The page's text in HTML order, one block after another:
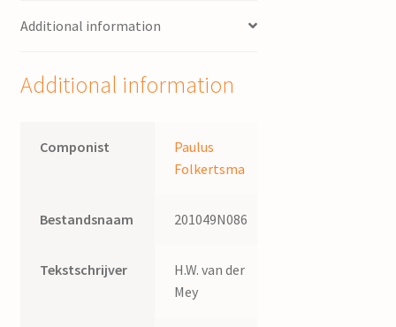
D.
Additional information
Additional information
Componist
Paulus
Folkertsma
Bestandsnaam 201049N086
Tekstschrijver
H.W. van der
Mey